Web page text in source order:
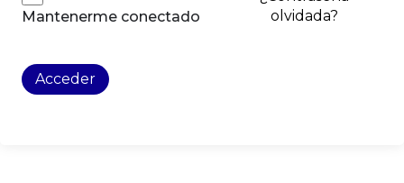
Mantenerme conectado
olvidada?
Acceder